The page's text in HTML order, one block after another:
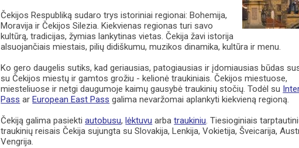
Čekijos Respubliką sudaro trys istoriniai regionai: Bohemija,
Moravija ir Čekijos Silezia. Kiekvienas regionas turi savo
kultūrą, tradicijas, žymias lankytinas vietas. Čekija žavi istorija
alsuojančiais miestais, pilių didiškumu, muzikos dinamika, kultūra ir menu.
Ko gero daugelis sutiks, kad geriausias, patogiausias ir įdomiausias būdas
su Čekijos miestų ir gamtos grožiu - kelionė traukiniais. Čekijos miestuose,
miesteliuose ir netgi daugumoje kaimų gausybė traukinių stočių. Todėl su
Pass arEuropean East Pass galima nevaržomai aplankyti kiekvieną regioną.
Čekiją galima pasiektiautobusu,lėktuvu arbatraukiniu. Tiesioginiais
traukinių reisais Čekija sujungta su Slovakija, Lenkija, Vokietija, Šveicarija,
Vengrija.